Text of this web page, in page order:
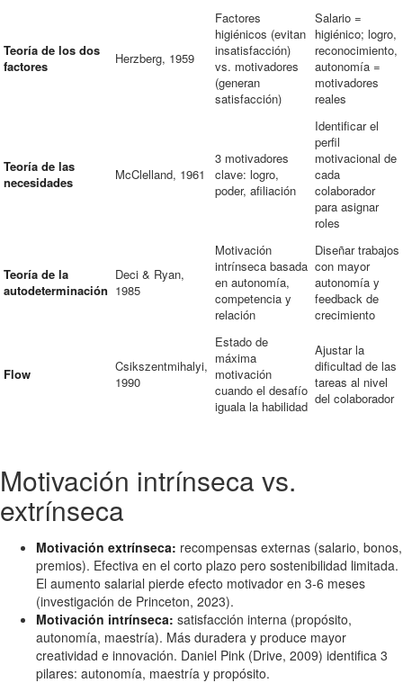
Teoría de los dos
factores
Herzberg, 1959
Factores
higiénicos (evitan
insatisfacción)
vs. motivadores
(generan
satisfacción)
Salario =
higiénico; logro,
reconocimiento,
autonomía =
motivadores
reales
Teoría de las
necesidades
McClelland, 1961
3 motivadores
clave: logro,
poder, afiliación
Identificar el
perfil
motivacional de
cada
colaborador
para asignar
roles
Teoría de la
autodeterminación
Deci & Ryan,
1985
Motivación
intrínseca basada
en autonomía,
competencia y
relación
Diseñar trabajos
con mayor
autonomía y
feedback de
crecimiento
Flow
Csikszentmihalyi,
1990
Estado de
máxima
motivación
cuando el desafío
iguala la habilidad
Ajustar la
dificultad de las
tareas al nivel
del colaborador
Motivación intrínseca vs.
extrínseca
Motivación extrínseca: recompensas externas (salario, bonos,
premios). Efectiva en el corto plazo pero sostenibilidad limitada.
El aumento salarial pierde efecto motivador en 3-6 meses
(investigación de Princeton, 2023).
Motivación intrínseca: satisfacción interna (propósito,
autonomía, maestría). Más duradera y produce mayor
creatividad e innovación. Daniel Pink (Drive, 2009) identifica 3
pilares: autonomía, maestría y propósito.